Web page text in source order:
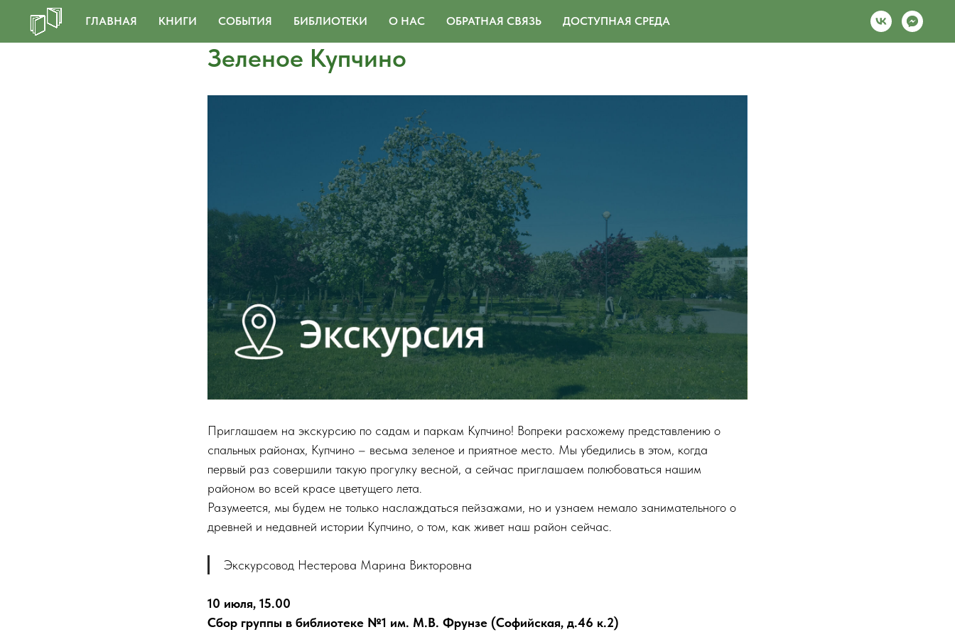
ГЛАВНАЯ КНИГИ СОБЫТИЯ БИБЛИОТЕКИ О НАС ОБРАТНАЯ СВЯЗЬ ДОСТУПНАЯ СРЕДА
Зеленое Купчино
Приглашаем на экскурсию по садам и паркам Купчино! Вопреки расхожему представлению о
спальных районах, Купчино – весьма зеленое и приятное место. Мы убедились в этом, когда
первый раз совершили такую прогулку весной, а сейчас приглашаем полюбоваться нашим
районом во всей красе цветущего лета.
Разумеется, мы будем не только наслаждаться пейзажами, но и узнаем немало занимательного о
древней и недавней истории Купчино, о том, как живет наш район сейчас.
Экскурсовод Нестерова Марина Викторовна
10 июля, 15.00
Сбор группы в библиотеке №1 им. М.В. Фрунзе (Софийская, д.46 к.2)